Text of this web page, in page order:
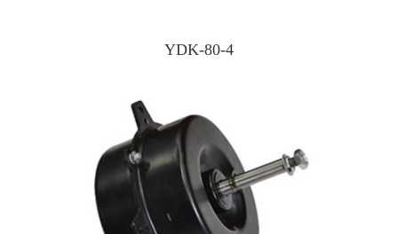
YDK-80-4